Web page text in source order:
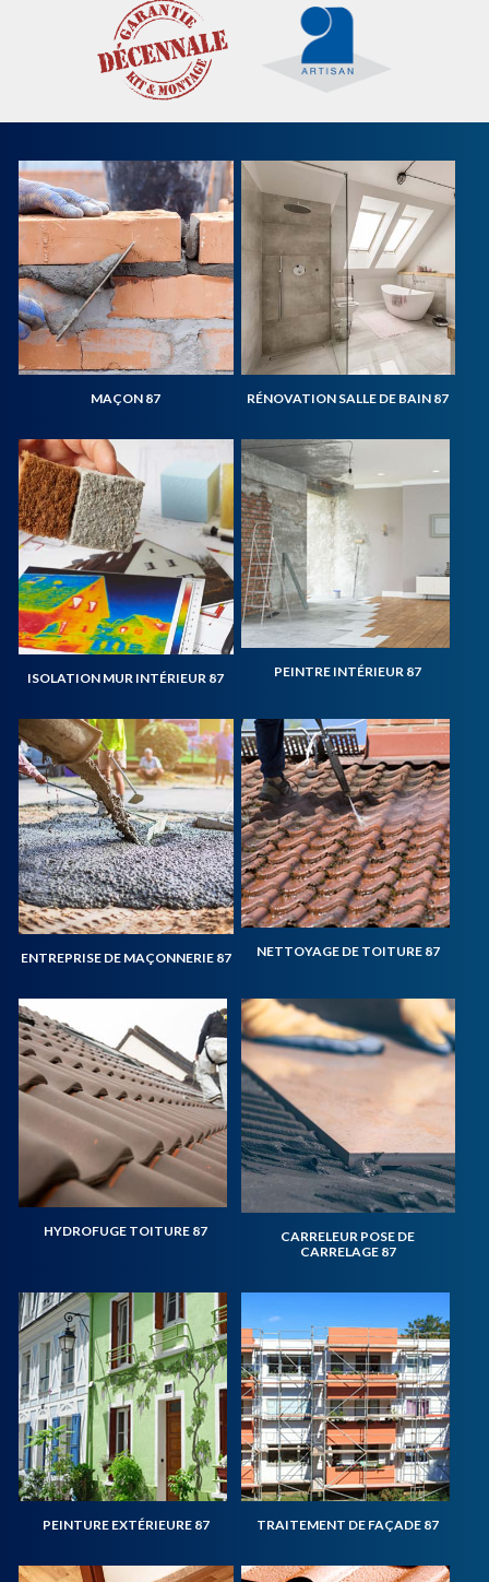
MAÇON 87 RÉNOVATION SALLE DE BAIN 87
ISOLATION MUR INTÉRIEUR 87 PEINTRE INTÉRIEUR 87
ENTREPRISE DE MAÇONNERIE 87 NETTOYAGE DE TOITURE 87
HYDROFUGE TOITURE 87
CARRELEUR POSE DE
CARRELAGE 87
PEINTURE EXTÉRIEURE 87 TRAITEMENT DE FAÇADE 87